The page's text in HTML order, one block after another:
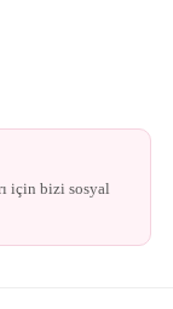
için bizi sosyal